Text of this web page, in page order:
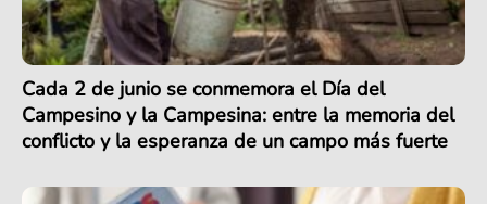
Cada 2 de junio se conmemora el Día del
Campesino y la Campesina: entre la memoria del
conflicto y la esperanza de un campo más fuerte